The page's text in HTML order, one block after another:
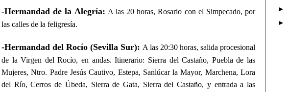
-Hermandad de la Alegría: A las 20 horas, Rosario con el Simpecado, por
las calles de la feligresía.
-Hermandad del Rocío (Sevilla Sur): A las 20:30 horas, salida procesional
de la Virgen del Rocío, en andas. Itinerario: Sierra del Castaño, Puebla de las
Mujeres, Ntro. Padre Jesús Cautivo, Estepa, Sanlúcar la Mayor, Marchena, Lora
del Río, Cerros de Úbeda, Sierra de Gata, Sierra del Castaño, y entrada a las
►
►